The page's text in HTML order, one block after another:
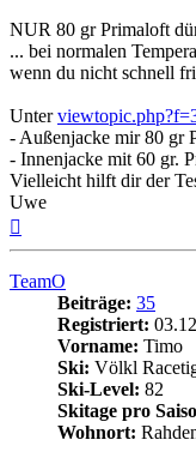
NUR 80 gr Primaloft
... bei normalen
wenn du nicht schnell
Unter
- Außenjacke mir 80 gr
- Innenjacke mit 60 gr.
Vielleicht hilft dir der
Uwe
TeamO
Beiträge: 35
Registriert:
Vorname: Timo
Ski: Völkl
Ski-Level: 82
Skitage pro
Wohnort: